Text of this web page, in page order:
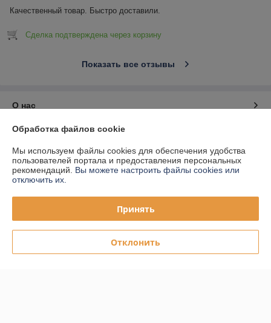
Качественный товар. Быстро доставили.
Сделка подтверждена через корзину
Показать все отзывы
О нас
Контакты
Доставка и оплата
Полная версия сайта
Политика обработки cookies
Обработка файлов cookie
Мы используем файлы cookies для обеспечения удобства
пользователей портала и предоставления персональных
рекомендаций. Вы можете настроить файлы cookies или
отключить их.
Принять
Отклонить